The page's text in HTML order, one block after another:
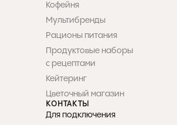
Кофейня
Мультибренды
Рационы питания
Продуктовые наборы
с рецептами
Кейтеринг
Цветочный магазин
КОНТАКТЫ
Для подключения